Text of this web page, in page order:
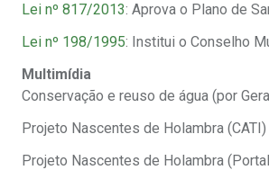
Lei nº 817/2013: Aprova o Plano de
Lei nº 198/1995: Institui o Conselho
Multimídia
Conservação e reuso de água (por
Projeto Nascentes de Holambra (CATI)
Projeto Nascentes de Holambra